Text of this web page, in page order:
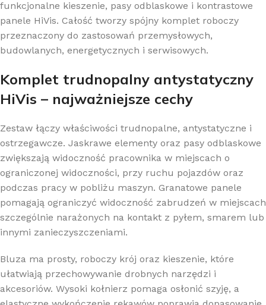
funkcjonalne kieszenie, pasy odblaskowe i kontrastowe
panele HiVis. Całość tworzy spójny komplet roboczy
przeznaczony do zastosowań przemysłowych,
budowlanych, energetycznych i serwisowych.
Komplet trudnopalny antystatyczny
HiVis – najważniejsze cechy
Zestaw łączy właściwości trudnopalne, antystatyczne i
ostrzegawcze. Jaskrawe elementy oraz pasy odblaskowe
zwiększają widoczność pracownika w miejscach o
ograniczonej widoczności, przy ruchu pojazdów oraz
podczas pracy w pobliżu maszyn. Granatowe panele
pomagają ograniczyć widoczność zabrudzeń w miejscach
szczególnie narażonych na kontakt z pyłem, smarem lub
innymi zanieczyszczeniami.
Bluza ma prosty, roboczy krój oraz kieszenie, które
ułatwiają przechowywanie drobnych narzędzi i
akcesoriów. Wysoki kołnierz pomaga osłonić szyję, a